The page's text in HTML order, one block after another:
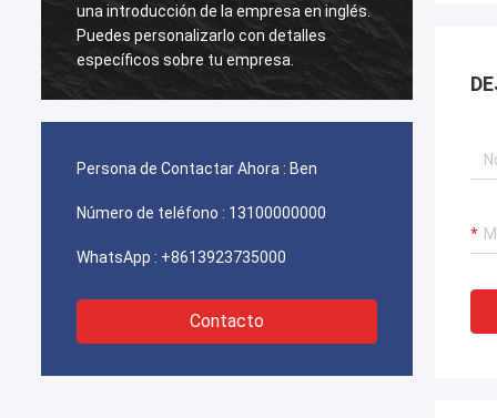
una introducción de la empresa en inglés.
Puedes personalizarlo con detalles
específicos sobre tu empresa.
Persona de Contactar Ahora : Ben
Número de teléfono : 13100000000
WhatsApp : +8613923735000
Contacto